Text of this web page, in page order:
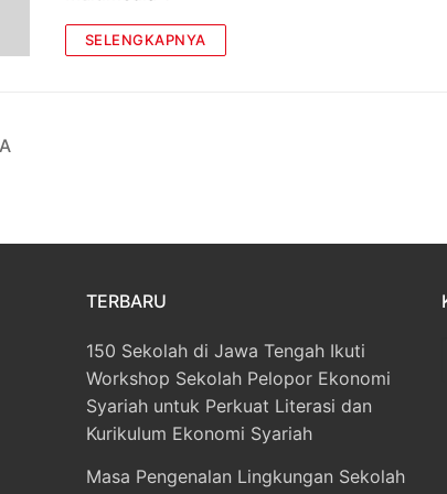
SELENGKAPNYA
TERBARU
150 Sekolah di Jawa Tengah Ikuti
Workshop Sekolah Pelopor Ekonomi
Syariah untuk Perkuat Literasi dan
Kurikulum Ekonomi Syariah
Masa Pengenalan Lingkungan Sekolah